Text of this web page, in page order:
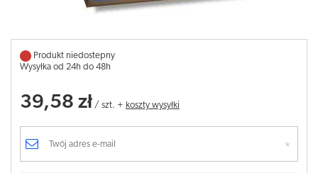
Produkt niedostepny
Wysyłka od 24h do 48h
39,58 zł / szt. + koszty wysyłki